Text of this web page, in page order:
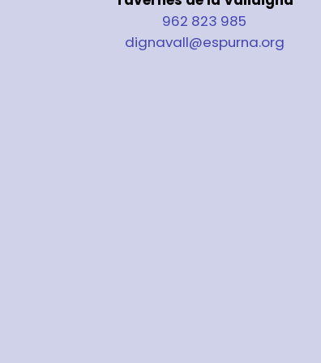
962 823 985
dignavall@espurna.org